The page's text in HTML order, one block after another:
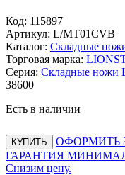
Код: 115897
Артикул: L/MT01CVB
Каталог: Складные
Торговая марка:
Серия: Складные ножи
38600
Есть в наличии
КУПИТЬ
ОФОРМИТЬ
ГАРАНТИЯ
Снизим цену.